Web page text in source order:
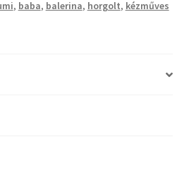
, baba, balerina, horgolt, kézműves